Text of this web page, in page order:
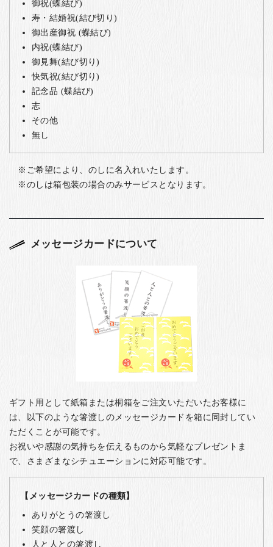
御祝(蝶結び)
寿・結婚祝(結び切り)
御出産御祝 (蝶結び)
内祝(蝶結び)
御見舞(結び切り)
快気祝(結び切り)
記念品 (蝶結び)
志
その他
無し
ご希望により、のしに名入れいたします。
のしは箱包装の場合のみサービスとなります。
メッセージカードについて
ギフト用として紙箱または桐箱をご注文いただいたお客様に
は、以下のような箸渡しのメッセージカードを箱に同封してい
ただくことが可能です。
お祝いや感謝の気持ちを伝えるものから気軽なプレゼントま
で、さまざまなシチュエーションに対応可能です。
【メッセージカードの種類】
ありがとうの箸渡し
笑顔の箸渡し
人と人との箸渡し